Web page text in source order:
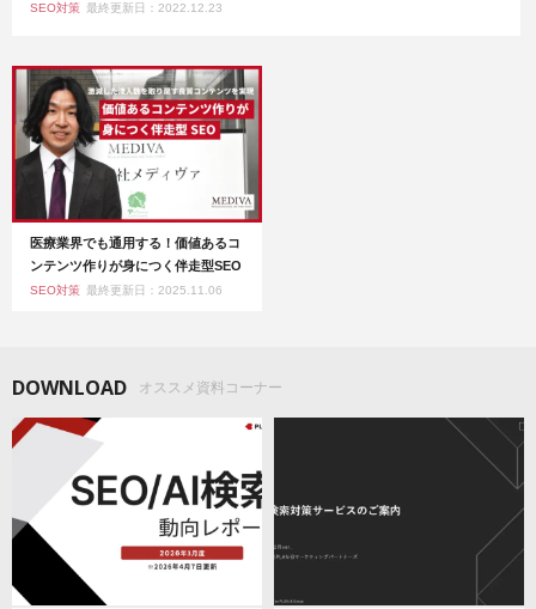
SEO対策 最終更新日：2022.12.23
医療業界でも通用する！価値あるコ
ンテンツ作りが身につく伴走型SEO
SEO対策 最終更新日：2025.11.06
DOWNLOAD オススメ資料コーナー